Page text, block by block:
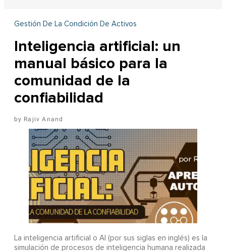
Gestión De La Condición De Activos
Inteligencia artificial: un
manual básico para la
comunidad de la
confiabilidad
Rajiv Anand
La inteligencia artificial o AI (por sus siglas en inglés) es la
simulación de procesos de inteligencia humana realizada